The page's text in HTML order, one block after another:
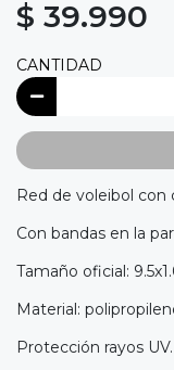
$ 39.990
CANTIDAD
Red de voleibol con
Con bandas en la
Tamaño oficial:
Material:
Protección rayos UV.